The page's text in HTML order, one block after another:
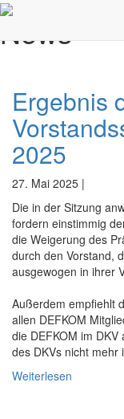
News
Ergebnis
2025
27. Mai 2025 |
Die in der Sitzung
fordern einstimmig
die Weigerung des
durch den Vorstand,
ausgewogen in ihrer
Außerdem empfiehlt
allen DEFKOM
die DEFKOM im
des DKVs nicht mehr
Weiterlesen